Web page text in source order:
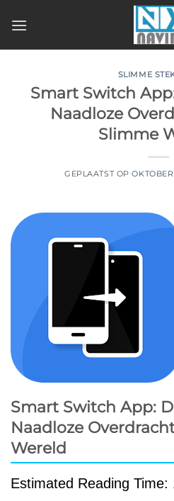
SLIMME
Smart Switch
Naadloze
Slimme
GEPLAATST OP
Smart Switch App:
Naadloze
Wereld
Estimated Reading Time: